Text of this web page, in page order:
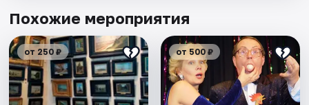
Похожие мероприятия
от 250 ₽ от 500 ₽